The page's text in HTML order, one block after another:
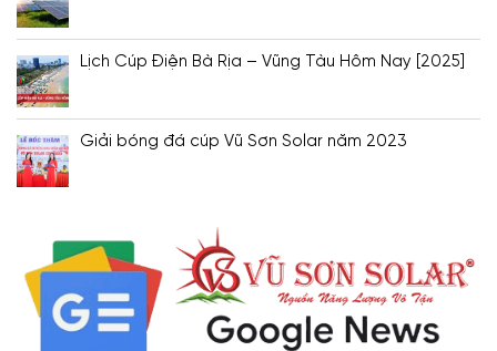
Lịch Cúp Điện Bà Rịa – Vũng Tàu Hôm Nay [2025]
Giải bóng đá cúp Vũ Sơn Solar năm 2023